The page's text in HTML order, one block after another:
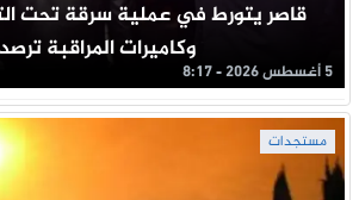
قاصر يتورط في عملية سرقة تحت
وكاميرات المراقبة
5 أغسطس 2026 - 8:17
مستجدات